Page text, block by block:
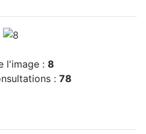
l'image : 8
: 78